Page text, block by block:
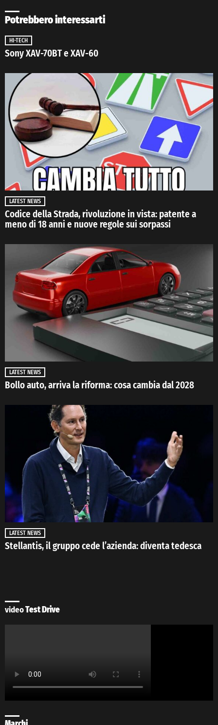
Potrebbero interessarti
HI-TECH
Sony XAV-70BT e XAV-60
LATEST NEWS
Codice della Strada, rivoluzione in vista: patente a
meno di 18 anni e nuove regole sui sorpassi
LATEST NEWS
Bollo auto, arriva la riforma: cosa cambia dal 2028
LATEST NEWS
Stellantis, il gruppo cede l’azienda: diventa tedesca
videoTest Drive